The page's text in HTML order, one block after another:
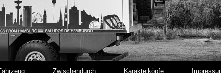
Zwischendurch Karakterköpfe